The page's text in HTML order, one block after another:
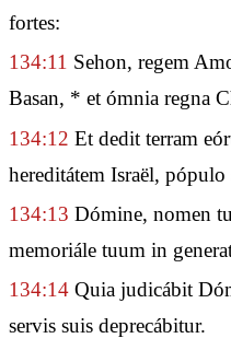
fortes:
134:11 Sehon, regem
Basan, * et ómnia regna
134:12 Et dedit terram
hereditátem Israël, pópulo
134:13 Dómine, nomen
memoriále tuum in
134:14 Quia judicábit
servis suis deprecábitur.